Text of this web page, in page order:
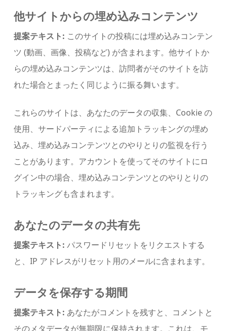
他サイトからの埋め込みコンテンツ
提案テキスト: このサイトの投稿には埋め込みコンテン
ツ (動画、画像、投稿など) が含まれます。他サイトか
らの埋め込みコンテンツは、訪問者がそのサイトを訪
れた場合とまったく同じように振る舞います。
これらのサイトは、あなたのデータの収集、Cookie の
使用、サードパーティによる追加トラッキングの埋め
込み、埋め込みコンテンツとのやりとりの監視を行う
ことがあります。アカウントを使ってそのサイトにロ
グイン中の場合、埋め込みコンテンツとのやりとりの
トラッキングも含まれます。
あなたのデータの共有先
提案テキスト:パスワードリセットをリクエストする
と、IP アドレスがリセット用のメールに含まれます。
データを保存する期間
提案テキスト: あなたがコメントを残すと、コメントと
そのメタデータが無期限に保持されます。これは、モ